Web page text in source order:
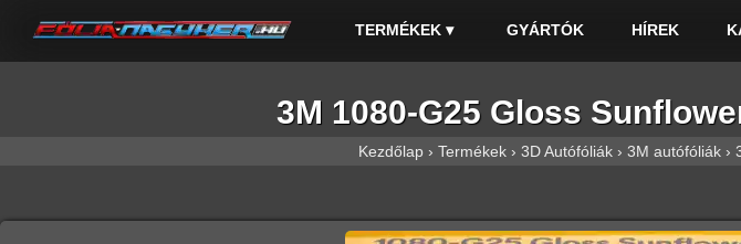
TERMÉKEK ▾ GYÁRTÓK HÍREK
3M 1080-G25 Gloss
Kezdőlap › Termékek › 3D Autófóliák › 3M autófóliák ›